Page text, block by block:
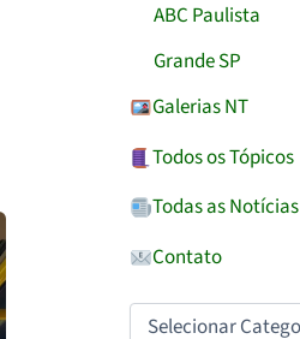
ABC Paulista
Grande SP
Galerias NT
Todos os Tópicos
Todas as Notícias
Contato